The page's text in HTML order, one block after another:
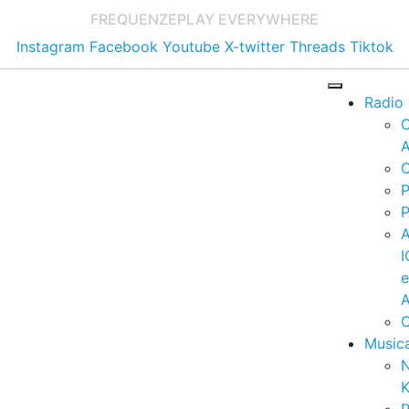
FREQUENZEPLAY EVERYWHERE
Instagram Facebook Youtube X-twitter Threads Tiktok
Radio
e